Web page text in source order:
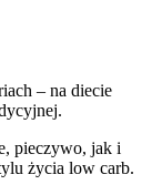
– na diecie
pieczywo, jak i
życia low carb.